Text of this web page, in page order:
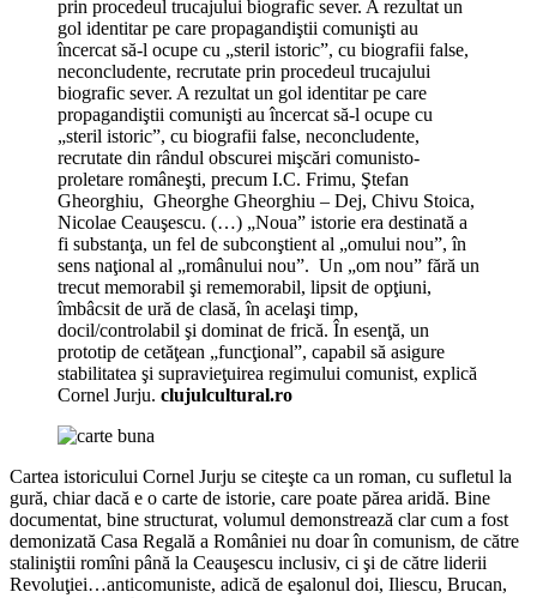
prin procedeul trucajului biografic sever. A rezultat un
gol identitar pe care propagandiştii comunişti au
încercat să-l ocupe cu „steril istoric”, cu biografii false,
neconcludente, recrutate prin procedeul trucajului
biografic sever. A rezultat un gol identitar pe care
propagandiştii comunişti au încercat să-l ocupe cu
„steril istoric”, cu biografii false, neconcludente,
recrutate din rândul obscurei mişcări comunisto-
proletare româneşti, precum I.C. Frimu, Ştefan
Gheorghiu, Gheorghe Gheorghiu – Dej, Chivu Stoica,
Nicolae Ceauşescu. (…) „Noua” istorie era destinată a
fi substanţa, un fel de subconştient al „omului nou”, în
sens naţional al „românului nou”. Un „om nou” fără un
trecut memorabil şi rememorabil, lipsit de opţiuni,
îmbâcsit de ură de clasă, în acelaşi timp,
docil/controlabil şi dominat de frică. În esenţă, un
prototip de cetăţean „funcţional”, capabil să asigure
stabilitatea şi supravieţuirea regimului comunist, explică
Cornel Jurju. clujulcultural.ro
Cartea istoricului Cornel Jurju se citeşte ca un roman, cu sufletul la
gură, chiar dacă e o carte de istorie, care poate părea aridă. Bine
documentat, bine structurat, volumul demonstrează clar cum a fost
demonizată Casa Regală a României nu doar în comunism, de către
staliniştii romîni până la Ceauşescu inclusiv, ci şi de către liderii
Revoluţiei…anticomuniste, adică de eşalonul doi, Iliescu, Brucan,